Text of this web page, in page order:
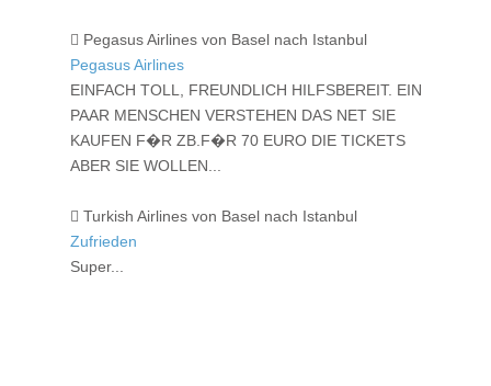
Pegasus Airlines von Basel nach Istanbul
Pegasus Airlines
EINFACH TOLL, FREUNDLICH HILFSBEREIT. EIN
PAAR MENSCHEN VERSTEHEN DAS NET SIE
KAUFEN F�R ZB.F�R 70 EURO DIE TICKETS
ABER SIE WOLLEN...
Turkish Airlines von Basel nach Istanbul
Zufrieden
Super...